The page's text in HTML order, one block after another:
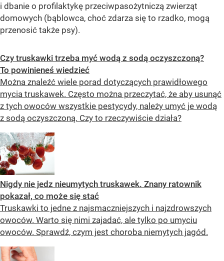
i dbanie o profilaktykę przeciwpasożytniczą zwierząt
domowych (bąblowca, choć zdarza się to rzadko, mogą
przenosić także psy).
Czy truskawki trzeba myć wodą z sodą oczyszczoną?
To powinieneś wiedzieć
Można znaleźć wiele porad dotyczących prawidłowego
mycia truskawek. Często można przeczytać, że aby usunąć
z tych owoców wszystkie pestycydy, należy umyć je wodą
z sodą oczyszczoną. Czy to rzeczywiście działa?
Nigdy nie jedz nieumytych truskawek. Znany ratownik
pokazał, co może się stać
Truskawki to jedne z najsmaczniejszych i najzdrowszych
owoców. Warto się nimi zajadać, ale tylko po umyciu
owoców. Sprawdź, czym jest choroba niemytych jagód.